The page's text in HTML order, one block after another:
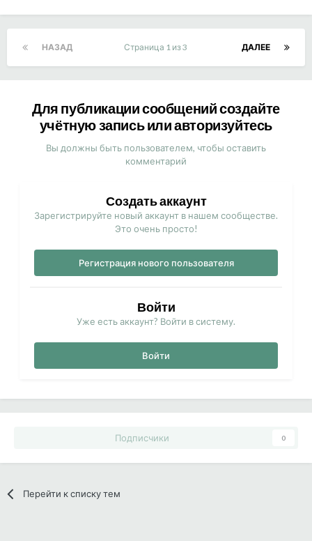
НАЗАД ДАЛЕЕ
Страница 1 из 3
Для публикации сообщений создайте
учётную запись или авторизуйтесь
Вы должны быть пользователем, чтобы оставить
комментарий
Создать аккаунт
Зарегистрируйте новый аккаунт в нашем сообществе.
Это очень просто!
Регистрация нового пользователя
Войти
Уже есть аккаунт? Войти в систему.
Войти
Подписчики 0
Перейти к списку тем